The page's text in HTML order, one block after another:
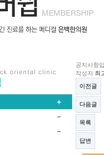
공지사항
작성자 최
이전글
다음글
목록
답변